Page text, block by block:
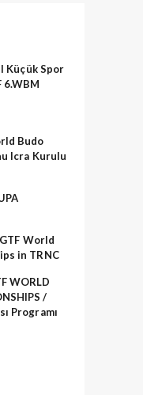
Küçük Spor
6.WBM
Budo
Icra Kurulu
World
in TRNC
WORLD
/
Programı